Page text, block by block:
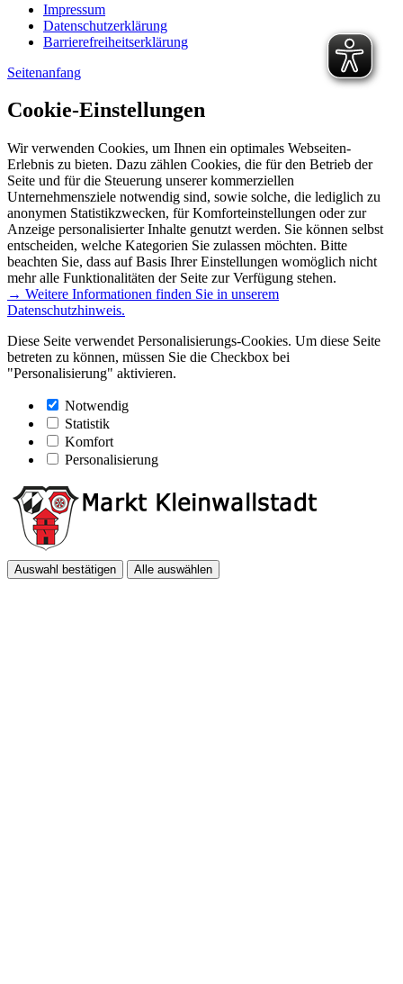
Impressum
Datenschutzerklärung
Barrierefreiheitserklärung
Seitenanfang
Cookie-Einstellungen
Wir verwenden Cookies, um Ihnen ein optimales Webseiten-
Erlebnis zu bieten. Dazu zählen Cookies, die für den Betrieb der
Seite und für die Steuerung unserer kommerziellen
Unternehmensziele notwendig sind, sowie solche, die lediglich zu
anonymen Statistikzwecken, für Komforteinstellungen oder zur
Anzeige personalisierter Inhalte genutzt werden. Sie können selbst
entscheiden, welche Kategorien Sie zulassen möchten. Bitte
beachten Sie, dass auf Basis Ihrer Einstellungen womöglich nicht
mehr alle Funktionalitäten der Seite zur Verfügung stehen.
→ Weitere Informationen finden Sie in unserem
Datenschutzhinweis.
Diese Seite verwendet Personalisierungs-Cookies. Um diese Seite
betreten zu können, müssen Sie die Checkbox bei
"Personalisierung" aktivieren.
Notwendig
Statistik
Komfort
Personalisierung
Auswahl bestätigen Alle auswählen